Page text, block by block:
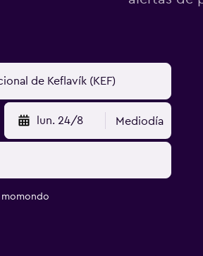
lun. 24/8 Mediodía
momondo